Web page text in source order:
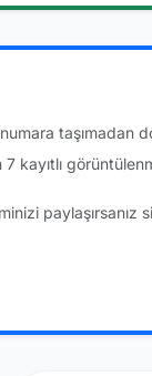
taşımadan
kayıtlı